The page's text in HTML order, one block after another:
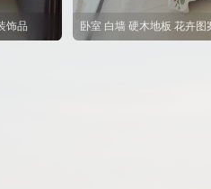
饰品 卧室 白墙 硬木地板 花卉图